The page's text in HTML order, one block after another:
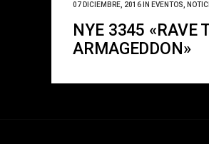
07 DICIEMBRE, 2016 IN EVENTOS
NYE 3345 «RAVE
ARMAGEDDON»